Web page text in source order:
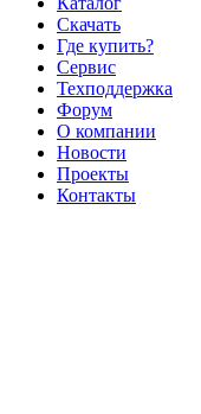
Скачать
Где купить?
Сервис
Техподдержка
Форум
О компании
Новости
Проекты
Контакты